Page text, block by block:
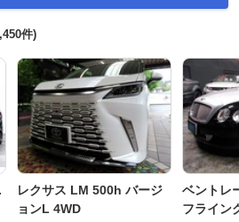
件)
レクサス LM 500h バージ
ョンL 4WD
ベントレ
フライン